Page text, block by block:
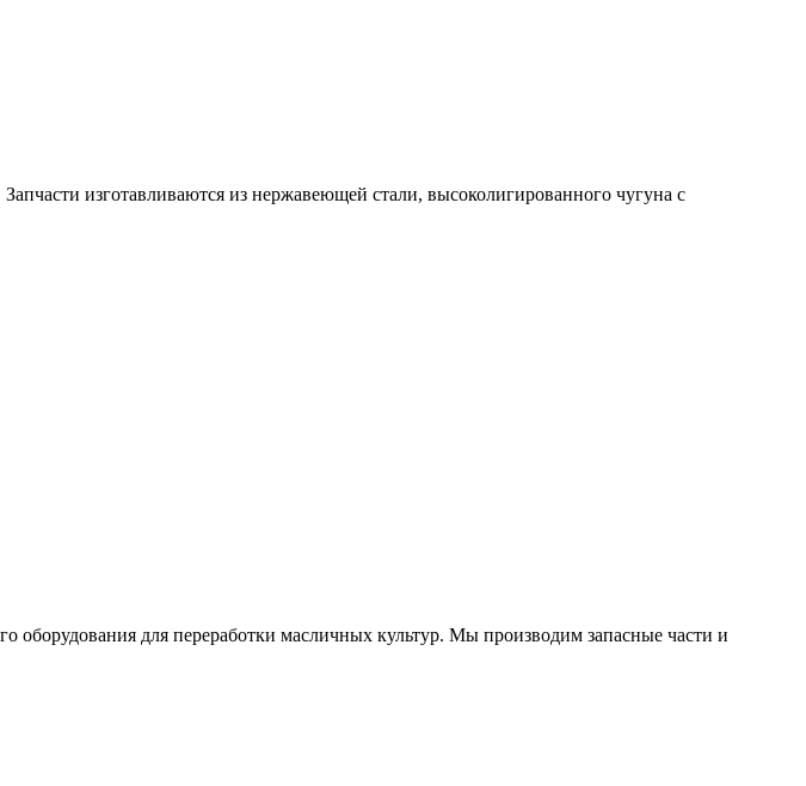
изготавливаются из нержавеющей стали, высоколигированного чугуна с
оборудования для переработки масличных культур. Мы производим запасные части и